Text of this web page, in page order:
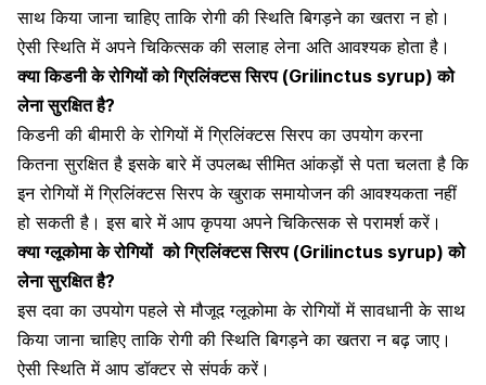
साथ किया जाना चाहिए ताकि रोगी की स्थिति बिगड़ने का खतरा न हो।
ऐसी स्थिति में अपने चिकित्सक की सलाह लेना अति आवश्यक होता है।
क्या किडनी के रोगियों कोग्रिलिंक्टससिरप (Grilinctus syrup) को
लेना सुरक्षित है?
किडनीकी बीमारी के रोगियों में ग्रिलिंक्टस सिरप का उपयोग करना
कितना सुरक्षित है इसके बारे में उपलब्ध सीमित आंकड़ों से पता चलता है कि
इन रोगियों में ग्रिलिंक्टस सिरप के खुराक समायोजन की आवश्यकता नहीं
हो सकती है। इस बारे में आप कृपया अपने चिकित्सक से परामर्श करें।
क्याग्लूकोमा के रोगियों कोग्रिलिंक्टससिरप (Grilinctus syrup) को
लेना सुरक्षित है?
इस दवा का उपयोग पहले से मौजूद ग्लूकोमा के रोगियों में सावधानी के साथ
किया जाना चाहिए ताकि रोगी की स्थिति बिगड़ने का खतरा न बढ़ जाए।
ऐसी ​​स्थिति में आप डॉक्टर से संपर्क करें।